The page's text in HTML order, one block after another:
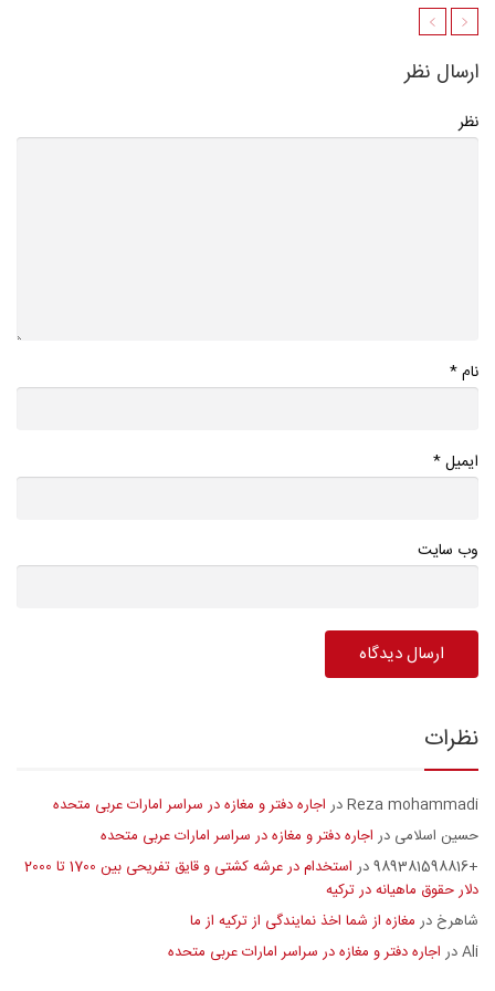
ارسال نظر
نظر
نام*
ایمیل*
وب سایت
نظرات
Reza mohammadiدر اجاره دفتر و مغازه در سراسر امارات عربی متحده
حسین اسلامی در اجاره دفتر و مغازه در سراسر امارات عربی متحده
+989381598816
در
استخدام در عرشه کشتی و قایق تفریحی بین 1700 تا 2000
دلار حقوق ماهیانه در ترکیه
شاهرخ در مغازه از شما اخذ نمایندگی از ترکیه از ما
Aliدر اجاره دفتر و مغازه در سراسر امارات عربی متحده